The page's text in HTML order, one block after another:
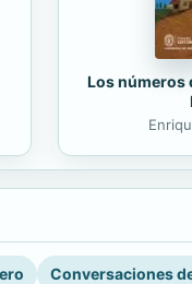
Los números
Conversaciones